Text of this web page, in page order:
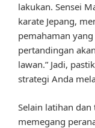
lakukan. Sensei
karate Jepang,
pemahaman
pertandingan
lawan.” Jadi,
strategi Anda
Selain latihan
memegang